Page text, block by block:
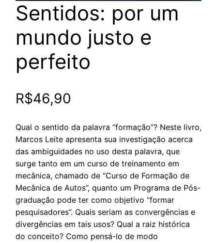
Sentidos: por um
mundo justo e
perfeito
R$46,90
Qual o sentido da palavra “formação”? Neste livro,
Marcos Leite apresenta sua investigação acerca
das ambiguidades no uso desta palavra, que
surge tanto em um curso de treinamento em
mecânica, chamado de “Curso de Formação de
Mecânica de Autos”, quanto um Programa de Pós-
graduação pode ter como objetivo “formar
pesquisadores”. Quais seriam as convergências e
divergências em tais usos? Qual a raiz histórica
do conceito? Como pensá-lo de modo